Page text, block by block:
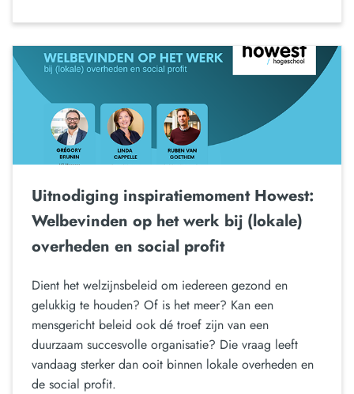
Uitnodiging inspiratiemoment Howest:
Welbevinden op het werk bij (lokale)
overheden en social profit
Dient het welzijnsbeleid om iedereen gezond en
gelukkig te houden? Of is het meer? Kan een
mensgericht beleid ook dé troef zijn van een
duurzaam succesvolle organisatie? Die vraag leeft
vandaag sterker dan ooit binnen lokale overheden en
de social profit.